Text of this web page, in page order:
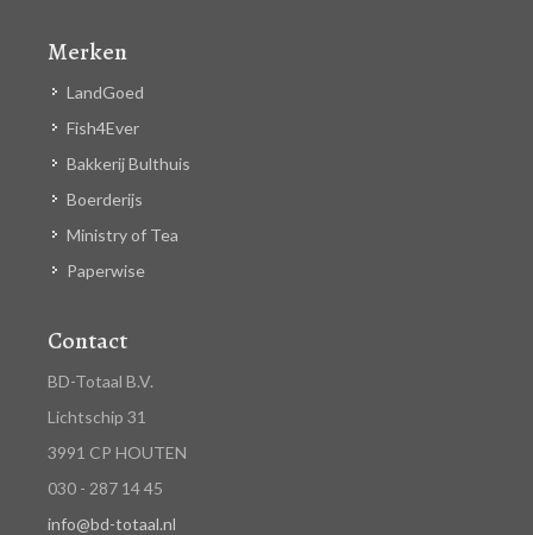
Merken
LandGoed
Fish4Ever
Bakkerij Bulthuis
Boerderijs
Ministry of Tea
Paperwise
Contact
BD-Totaal B.V.
Lichtschip 31
3991 CP HOUTEN
030 - 287 14 45
info@bd-totaal.nl